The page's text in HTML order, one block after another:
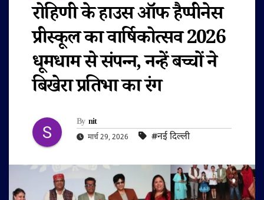
रोहिणी के हाउस ऑफ हैप्पीनेस
प्रीस्कूल का वार्षिकोत्सव 2026
धूमधाम से संपन्न, नन्हें बच्चों ने
बिखेरा प्रतिभा का रंग
By nit
मार्च 29, 2026 #नई दिल्ली